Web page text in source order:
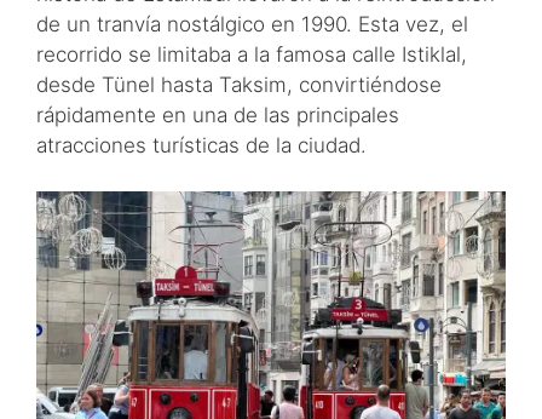
de un tranvía nostálgico en 1990. Esta vez, el
recorrido se limitaba a la famosa calle Istiklal,
desde Tünel hasta Taksim, convirtiéndose
rápidamente en una de las principales
atracciones turísticas de la ciudad.